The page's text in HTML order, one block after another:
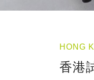
HONG
香港